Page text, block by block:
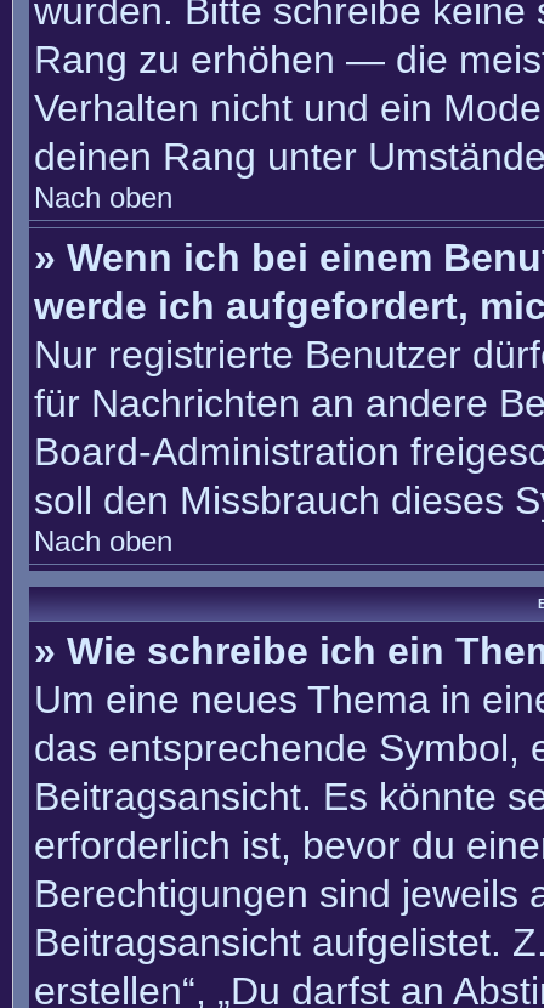
wurden. Bitte schreibe
Rang zu erhöhen — die
Verhalten nicht und ein
deinen Rang unter
Nach oben
» Wenn ich bei einem
werde ich aufgefordert,
Nur registrierte Benutzer
für Nachrichten an andere
Board-Administration
soll den Missbrauch dieses
Nach oben
» Wie schreibe ich ein
Um eine neues Thema in
das entsprechende Symbol,
Beitragsansicht. Es könnte
erforderlich ist, bevor du
Berechtigungen sind jeweils
Beitragsansicht aufgelistet.
erstellen“, „Du darfst an